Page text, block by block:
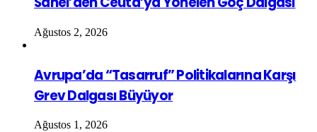
Ağustos 2, 2026
Avrupa’da “Tasarruf” Politikalarına Karşı
Grev Dalgası Büyüyor
Ağustos 1, 2026